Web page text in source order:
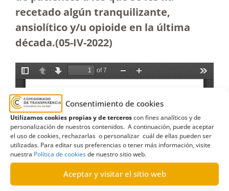
Consentimiento de cookies
Utilizamos cookies propias y de terceroscon fines analíticos y de
personalización de nuestros contenidos. A continuación, puede aceptar
el uso de cookies, rechazarlas o personalizar cuál de ellas pueden ser
utilizadas. Para editar sus preferencias o tener más información, visite
nuestra Política de cookiesde nuestro sitio web.
Aceptar y visitar el sitio web
recetado algún tranquilizante,
ansiolítico y/u opioide en la última
década.(05-IV-2022)